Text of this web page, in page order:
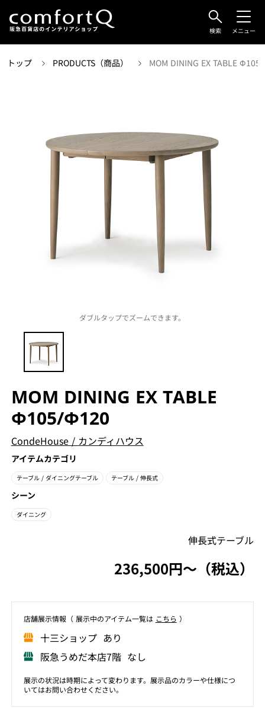
検索 メニュー
トップ PRODUCTS（商品） MOM DINING EX TABLE
ダブルタップでズームできます。
MOM DINING EX TABLE
Φ105/Φ120
CondeHouse / カンディハウス
アイテムカテゴリ
テーブル / ダイニングテーブル テーブル / 伸長式
シーン
ダイニング
伸長式テーブル
236,500円〜（税込）
店舗展⽰情報（ 展⽰中のアイテム⼀覧は こちら ）
⼗三ショップ あり
阪急うめだ本店7階 なし
展示の状況は時期によって変わります。展示品のカラーや仕様につ
いてはお問い合わせください。